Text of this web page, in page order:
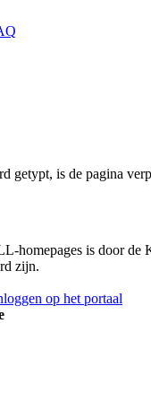
getypt, is de pagina
homepages is door
zijn.
op het portaal